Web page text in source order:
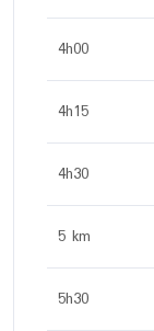
4h00
4h15
4h30
5 km
5h30